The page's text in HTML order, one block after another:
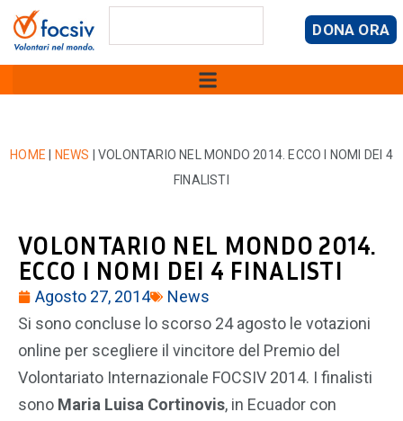
DONA ORA
HOME NEWS |VOLONTARIO NEL MONDO 2014. ECCO I NOMI DEI 4
FINALISTI
VOLONTARIO NEL MONDO 2014.
ECCO I NOMI DEI 4 FINALISTI
Agosto 27, 2014
News
Si sono concluse lo scorso 24 agosto le votazioni
online per scegliere il vincitore del Premio del
Volontariato Internazionale FOCSIV 2014. I finalisti
sono Maria Luisa Cortinovis, in Ecuador con